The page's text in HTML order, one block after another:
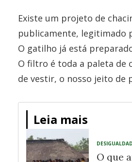
Existe um projeto de
publicamente, legitimado
O gatilho já está
O filtro é toda a paleta de
de vestir, o nosso jeito de
Leia mais
O que